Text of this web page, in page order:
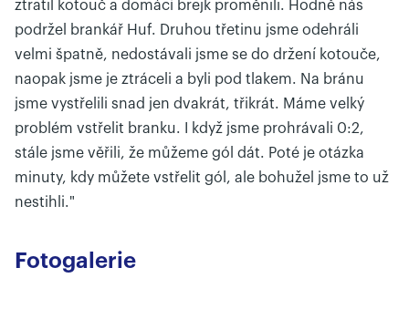
ztratil kotouč a domácí brejk proměnili. Hodně nás
podržel brankář Huf. Druhou třetinu jsme odehráli
velmi špatně, nedostávali jsme se do držení kotouče,
naopak jsme je ztráceli a byli pod tlakem. Na bránu
jsme vystřelili snad jen dvakrát, třikrát. Máme velký
problém vstřelit branku. I když jsme prohrávali 0:2,
stále jsme věřili, že můžeme gól dát. Poté je otázka
minuty, kdy můžete vstřelit gól, ale bohužel jsme to už
nestihli."
Fotogalerie